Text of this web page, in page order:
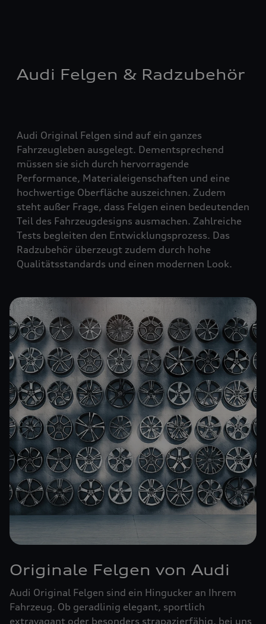
Audi Felgen & Radzubehör
Audi Original Felgen sind auf ein ganzes
Fahrzeugleben ausgelegt. Dementsprechend
müssen sie sich durch hervorragende
Performance, Materialeigenschaften und eine
hochwertige Oberfläche auszeichnen. Zudem
steht außer Frage, dass Felgen einen bedeutenden
Teil des Fahrzeugdesigns ausmachen. Zahlreiche
Tests begleiten den Entwicklungsprozess. Das
Radzubehör überzeugt zudem durch hohe
Qualitätsstandards und einen modernen Look.
Originale Felgen von Audi
Audi Original Felgen sind ein Hingucker an Ihrem
Fahrzeug. Ob geradlinig elegant, sportlich
extravagant oder besonders strapazierfähig, bei uns